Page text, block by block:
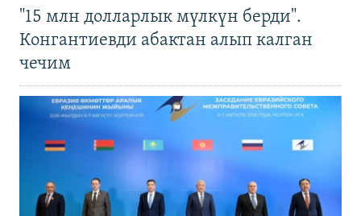
"15 млн долларлык мүлкүн берди".
Конгантиевди абактан алып калган
чечим